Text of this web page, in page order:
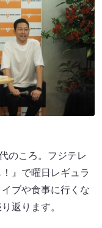
のころ。フジテレ
』で曜日レギュラ
ブや食事に行くな
返ります。